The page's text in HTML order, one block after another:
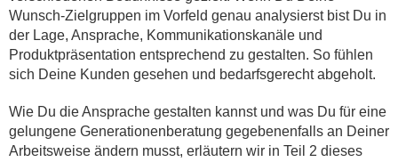
Wunsch-Zielgruppen im Vorfeld genau analysierst bist Du in
der Lage, Ansprache, Kommunikationskanäle und
Produktpräsentation entsprechend zu gestalten. So fühlen
sich Deine Kunden gesehen und bedarfsgerecht abgeholt.
Wie Du die Ansprache gestalten kannst und was Du für eine
gelungene Generationenberatung gegebenenfalls an Deiner
Arbeitsweise ändern musst, erläutern wir in Teil 2 dieses